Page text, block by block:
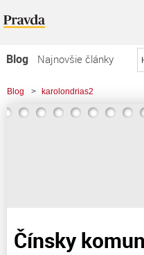
Blog
Najnovšie články
Najčítanejšie články
Najkomentovanejšie články
Blog > karolondrias2
> Čínsky komunistický zázrak v
Čínsky